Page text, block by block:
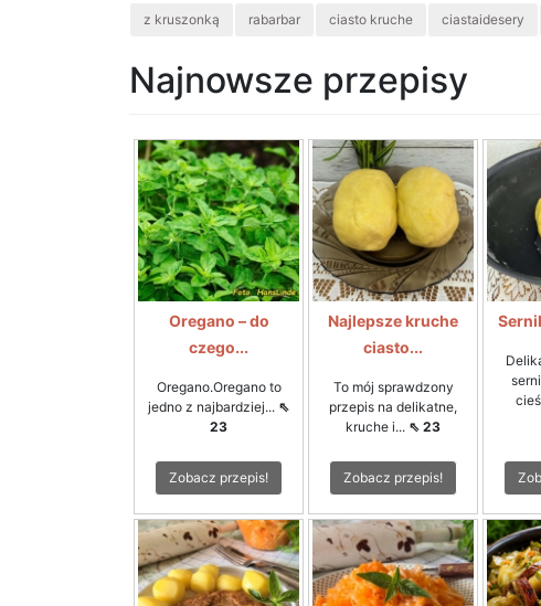
z kruszonką rabarbar ciasto kruche ciastaidesery
Najnowsze przepisy
Oregano – do
czego...
Oregano.Oregano to
jedno z najbardziej... ⇖
23
Zobacz przepis!
Najlepsze kruche
ciasto...
To mój sprawdzony
przepis na delikatne,
kruche i... ⇖ 23
Zobacz przepis!